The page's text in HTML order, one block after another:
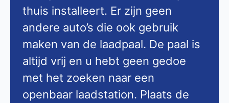
thuis installeert. Er zijn geen
andere auto’s die ook gebruik
maken van de laadpaal. De paal is
altijd vrij en u hebt geen gedoe
met het zoeken naar een
openbaar laadstation. Plaats de